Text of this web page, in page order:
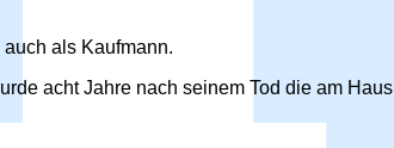
als Kaufmann.
acht Jahre nach seinem Tod die am Haus